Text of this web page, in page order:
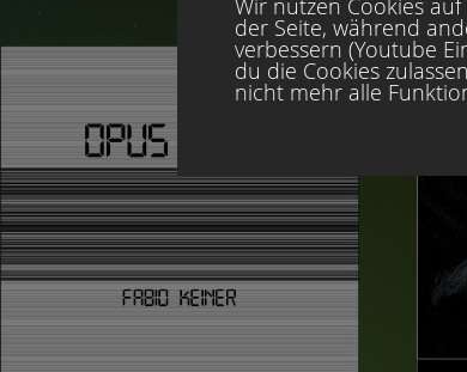
der Seite, während
verbessern (Youtube
du die Cookies
nicht mehr alle